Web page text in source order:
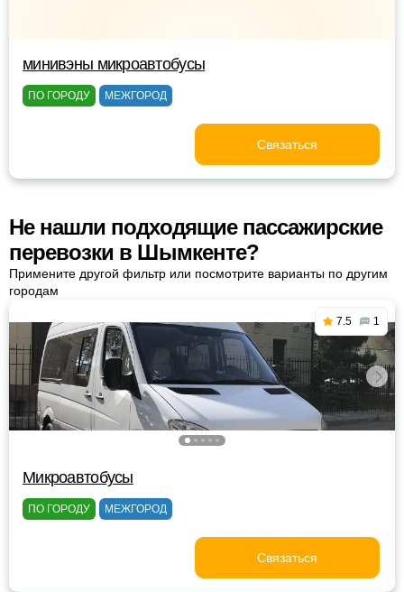
минивэны микроавтобусы
ПО ГОРОДУ МЕЖГОРОД
Связаться
Не нашли подходящие пассажирские
перевозки в Шымкенте?
Примените другой фильтр или посмотрите варианты по другим
городам
7.5 1
Микроавтобусы
ПО ГОРОДУ МЕЖГОРОД
Связаться